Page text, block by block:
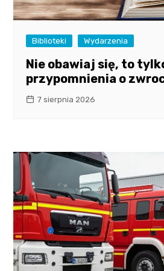
Biblioteki Wydarzenia
Nie obawiaj się, to
przypomnienia o
7 sierpnia 2026